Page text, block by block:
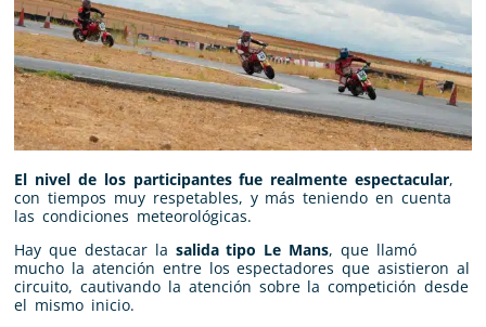
El nivel de los participantes fue realmente espectacular,
con tiempos muy respetables, y más teniendo en cuenta
las condiciones meteorológicas.
Hay que destacar la salida tipo Le Mans, que llamó
mucho la atención entre los espectadores que asistieron al
circuito, cautivando la atención sobre la competición desde
el mismo inicio.